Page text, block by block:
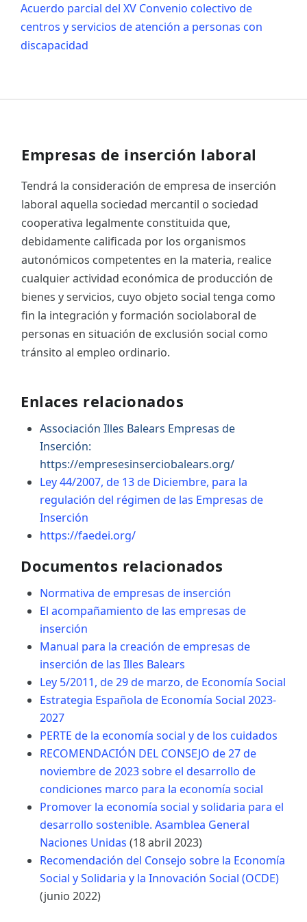
Acuerdo parcial del XV Convenio colectivo de
centros y servicios de atención a personas con
discapacidad
Empresas de inserción laboral
Tendrá la consideración de empresa de inserción
laboral aquella sociedad mercantil o sociedad
cooperativa legalmente constituida que,
debidamente calificada por los organismos
autonómicos competentes en la materia, realice
cualquier actividad económica de producción de
bienes y servicios, cuyo objeto social tenga como
fin la integración y formación sociolaboral de
personas en situación de exclusión social como
tránsito al empleo ordinario.
Enlaces relacionados
Associación Illes Balears Empresas de
Inserción:
https://empresesinserciobalears.org/
Ley 44/2007, de 13 de Diciembre, para la
regulación del régimen de las Empresas de
Inserción
https://faedei.org/
Documentos relacionados
Normativa de empresas de inserción
El acompañamiento de las empresas de
inserción
Manual para la creación de empresas de
inserción de las Illes Balears
Ley 5/2011, de 29 de marzo, de Economía Social
Estrategia Española de Economía Social 2023-
2027
PERTE de la economía social y de los cuidados
RECOMENDACIÓN DEL CONSEJO de 27 de
noviembre de 2023 sobre el desarrollo de
condiciones marco para la economía social
Promover la economía social y solidaria para el
desarrollo sostenible. Asamblea General
Naciones Unidas (18 abril 2023)
Recomendación del Consejo sobre la Economía
Social y Solidaria y la Innovación Social (OCDE)
(junio 2022)